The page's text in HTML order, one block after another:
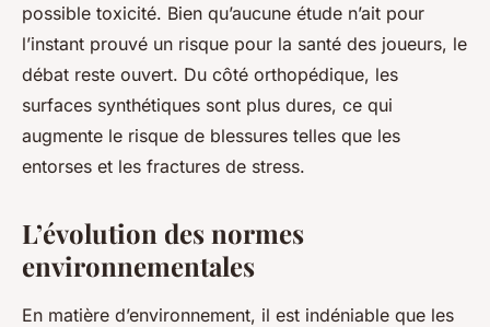
possible toxicité. Bien qu’aucune étude n’ait pour
l’instant prouvé un risque pour la santé des joueurs, le
débat reste ouvert. Du côté orthopédique, les
surfaces synthétiques sont plus dures, ce qui
augmente le risque de blessures telles que les
entorses et les fractures de stress.
L’évolution des normes
environnementales
En matière d’environnement, il est indéniable que les